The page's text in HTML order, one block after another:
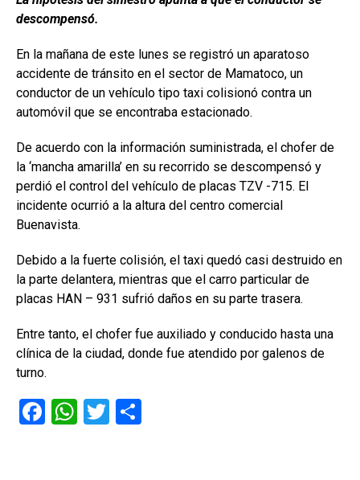
descompensó.
En la mañana de este lunes se registró un aparatoso
accidente de tránsito en el sector de Mamatoco, un
conductor de un vehículo tipo taxi colisionó contra un
automóvil que se encontraba estacionado.
De acuerdo con la información suministrada, el chofer de
la ‘mancha amarilla’ en su recorrido se descompensó y
perdió el control del vehículo de placas TZV -715. El
incidente ocurrió a la altura del centro comercial
Buenavista.
Debido a la fuerte colisión, el taxi quedó casi destruido en
la parte delantera, mientras que el carro particular de
placas HAN – 931 sufrió daños en su parte trasera.
Entre tanto, el chofer fue auxiliado y conducido hasta una
clínica de la ciudad, donde fue atendido por galenos de
turno.
F
W T